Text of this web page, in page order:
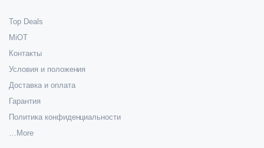
Top Deals
MiOT
Контакты
Условия и положения
Доставка и оплата
Гарантия
Политика конфиденциальности
…More